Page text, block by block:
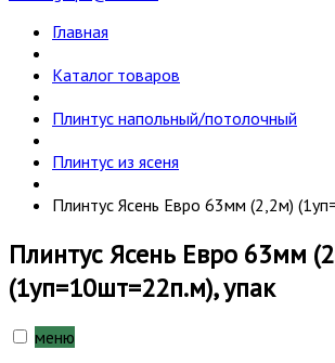
Главная
Каталог товаров
Плинтус напольный/потолочный
Плинтус из ясеня
Плинтус Ясень Евро 63мм (2,2м)
Плинтус Ясень Евро 63мм
(1уп=10шт=22п.м), упак
меню